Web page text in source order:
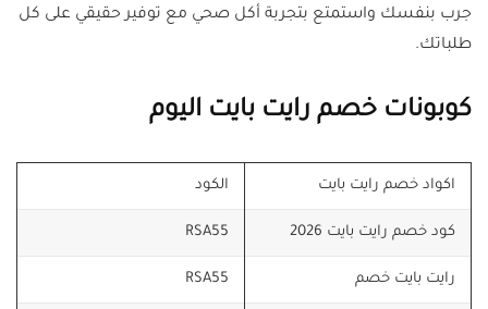
جرب بنفسك واستمتع بتجربة أكل صحي مع توفير حقيقي على كل
طلباتك.
كوبونات خصم رايت بايت اليوم
اكواد خصم رايت بايت الكود
كود خصم رايت بايت 2026 RSA55
رايت بايت خصم RSA55